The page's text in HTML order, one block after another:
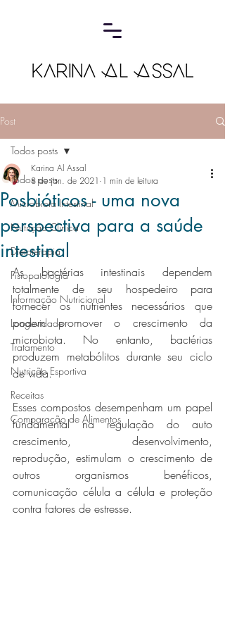
Post
Todos posts
Microbiota Intestinal
Nutrição Clínica
Dietoterapia
Fisiopatologia
Informação Nutricional
Longevidade
Tratamento
Nutrição Esportiva
Receitas
Comparação de Alimentos
Todos posts
Posbióticos - uma nova
perspectiva para a saúde
intestinal
Karina Al Assal
8 de jan. de 2021 1 min de leitura
As bactérias intestinais dependem
totalmente de seu hospedeiro para
fornecer os nutrientes necessários que
podem promover o crescimento da
microbiota. No entanto, bactérias
produzem metabólitos durante seu ciclo
de vida.
Esses compostos desempenham um papel
fundamental na regulação do auto
crescimento, desenvolvimento,
reprodução, estimulam o crescimento de
outros organismos benéficos,
comunicação célula a célula e proteção
contra fatores de estresse.